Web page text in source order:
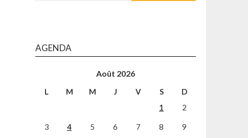
AGENDA
Août 2026
L M M J V S
D
1
2
3 4 5 6 7 8 9